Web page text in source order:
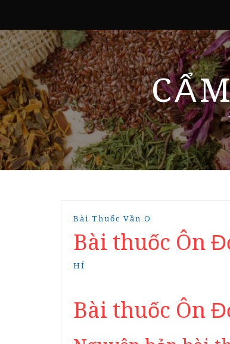
Bài Thuốc Vần O
Bài thuốc Ôn
HÍ
Bài thuốc Ôn